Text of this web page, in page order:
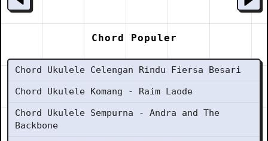
Chord Populer
Chord Ukulele Celengan Rindu Fiersa Besari
Chord Ukulele Komang - Raim Laode
Chord Ukulele Sempurna - Andra and The
Backbone